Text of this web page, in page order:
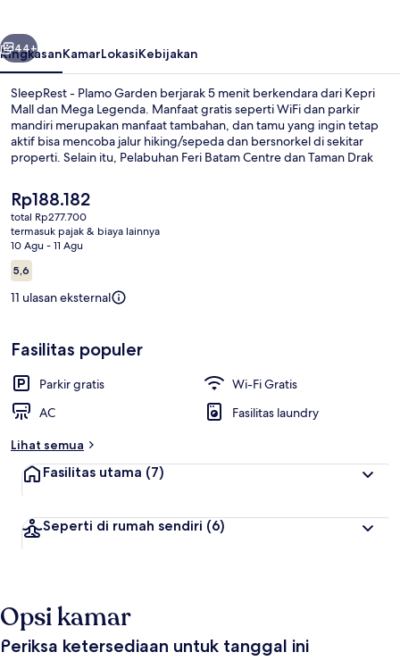
Berikutnya
44+
RingkasanKamarLokasiKebijakan
SleepRest - Plamo Garden berjarak 5 menit berkendara dari Kepri
Mall dan Mega Legenda. Manfaat gratis seperti WiFi dan parkir
mandiri merupakan manfaat tambahan, dan tamu yang ingin tetap
aktif bisa mencoba jalur hiking/sepeda dan bersnorkel di sekitar
properti. Selain itu, Pelabuhan Feri Batam Centre dan Taman Drak
Harga
saat
ini
Rp188.182
Rp188.182
total Rp277.700
termasuk pajak & biaya lainnya
10 Agu - 11 Agu
Ulasan
5,65,6 dari 10
11 ulasan eksternal
Fasilitas populer
Parkir gratis
Wi-Fi Gratis
AC
Fasilitas laundry
Lihat semua
Fasilitas utama (7)
Seperti di rumah sendiri (6)
Opsi kamar
Periksa ketersediaan untuk tanggal ini